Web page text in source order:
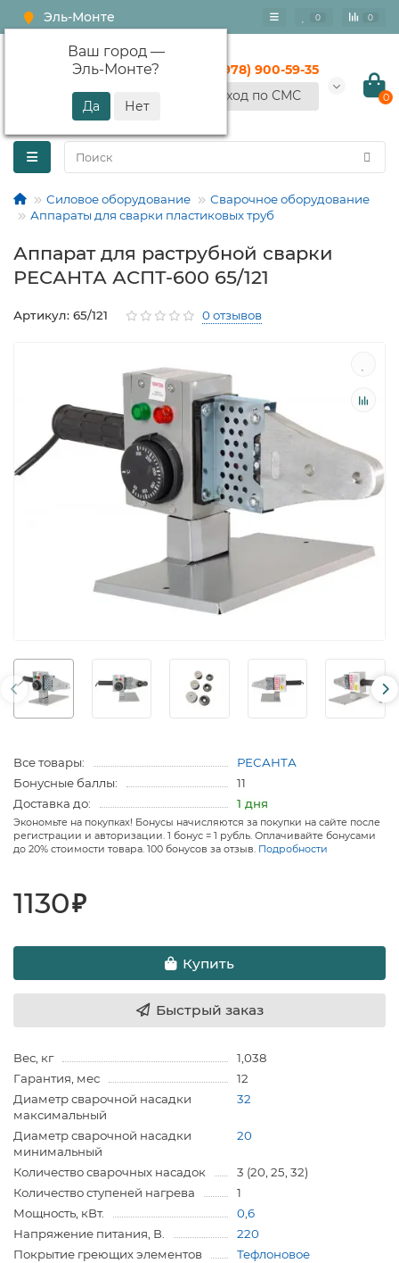
Эль-Монте
Ваш город —
Эль-Монте?
0 0
+7 (978) 900-59-35
Вход по СМС
0
Силовое оборудование
Сварочное оборудование
Аппараты для сварки пластиковых труб
Аппарат для раструбной сварки
РЕСАНТА АСПТ-600 65/121
Артикул: 65/121 0 отзывов
Все товары:
РЕСАНТА
Бонусные баллы:
11
Доставка до:
1 дня
Экономьте на покупках! Бонусы начисляются за покупки на сайте после
регистрации и авторизации. 1 бонус = 1 рубль. Оплачивайте бонусами
до 20% стоимости товара. 100 бонусов за отзыв. Подробности
1130₽
Купить
Быстрый заказ
Вес, кг
1,038
Гарантия, мес
12
Диаметр сварочной насадки
максимальный
32
Диаметр сварочной насадки
минимальный
20
Количество сварочных насадок
3 (20, 25, 32)
Количество ступеней нагрева
1
Мощность, кВт.
0,6
Напряжение питания, В.
220
Покрытие греющих элементов
Тефлоновое